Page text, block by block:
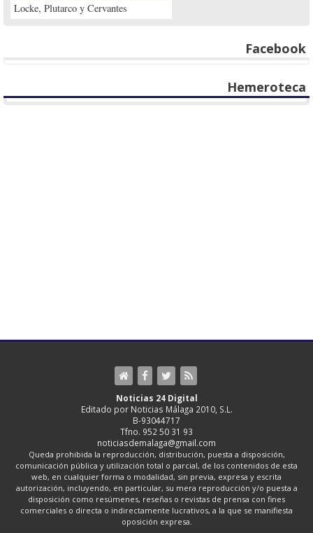
Locke, Plutarco y Cervantes
Facebook
Hemeroteca
Noticias 24 Digital
Editado por Noticias Málaga 2010, S.L.
B-93044717
Tfno. 952 50 31 93
noticiasdemalaga@gmail.com
Queda prohibida la reproducción, distribución, puesta a disposición,
comunicación pública y utilización total o parcial, de los contenidos de esta
web, en cualquier forma o modalidad, sin previa, expresa y escrita
autorización, incluyendo, en particular, su mera reproducción y/o puesta a
disposición como resúmenes, reseñas o revistas de prensa con fines
comerciales o directa o indirectamente lucrativos, a la que se manifiesta
oposición expresa.